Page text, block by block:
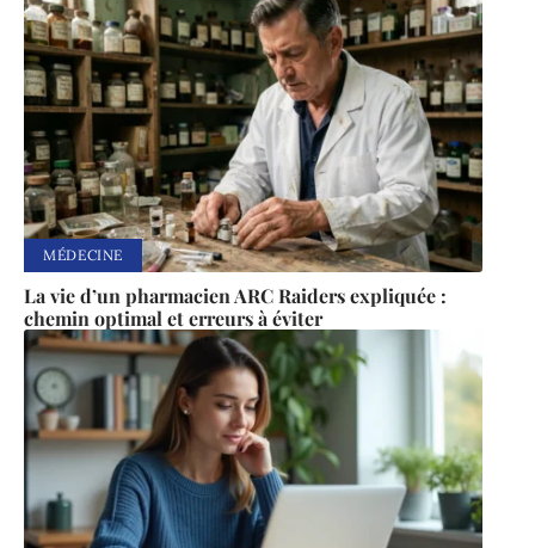
MÉDECINE
La vie d’un pharmacien ARC Raiders expliquée :
chemin optimal et erreurs à éviter